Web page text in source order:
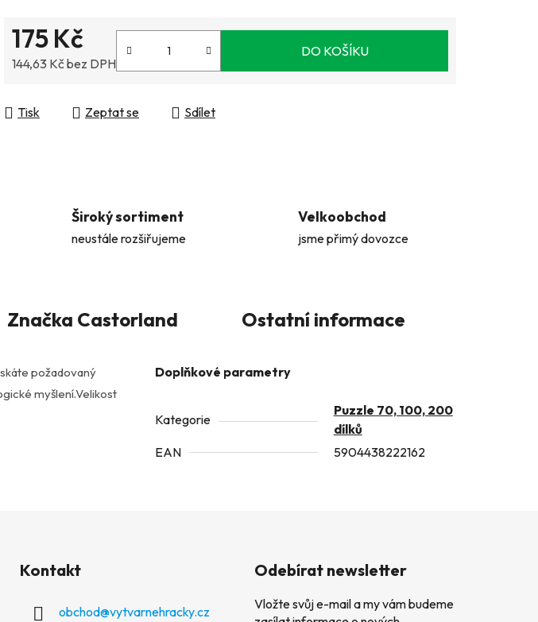
175 Kč
144,63 Kč bez DPH
DO KOŠÍKU
Tisk Zeptat se Sdílet
Široký sortiment
neustále rozšiřujeme
Velkoobchod
jsme přimý dovozce
Značka Castorland Ostatní informace
požadovaný
myšlení.Velikost
Doplňkové parametry
Kategorie
Puzzle 70, 100, 200
dílků
EAN
5904438222162
Kontakt
obchod@vytvarnehracky.cz
Odebírat newsletter
Vložte svůj e-mail a my vám budeme